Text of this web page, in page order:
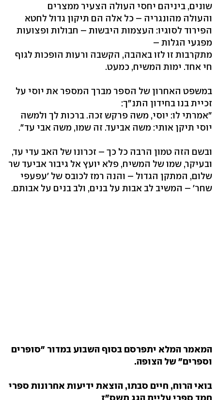
שונים, ביניהם יחסי העולה הצעיר ממצרים
והעולה מהונגריה – כל אלה הם תיקון גדול לחטא
הפירוד לסוגיו: העצמות היבשות – חבולות ופצועות
מפגעי הגלות –
מתקרבות זו לזו באהבה, הקשבה ורעות הופכות לגוף
חי אחד. ימות המשיח, כמעט.
במשפט האחרון של הספר מברך המספר את יוסי על
זכיית בנו בחידון התנ"ך:
"אמרתי לו: יוסי, משה פרקש זכה. ברכות לך ולמשה
יוסי תיקן אותי: משה אביעד. זה שמו, משה אבי עד".
ובשם הזה טמון הרבה כל כך – זכרונו של האב עדי עד,
ובעיקר, שמו של המשיח, פלא יועץ אל גיבור אביעד שר
שלום, המתקן הגדול – והנה רמז לכובס של 'עפעפי
שחר' – המשיב לב אבות על בנים, ולב בנים על אבותם.
המאמר המלא יתפרסם בסוף השבוע במדור "סופרים
וספרים" של הצופה.
בואי הרוח, חיים סבתו, הוצאת ידיעות אחרונות ספרי